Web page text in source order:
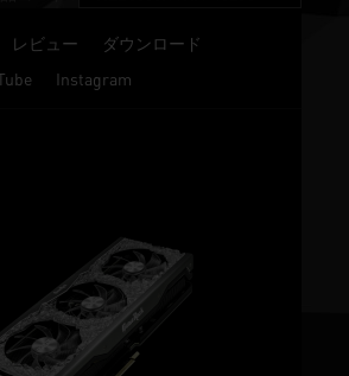
レビュー
ダウンロード
Instagram